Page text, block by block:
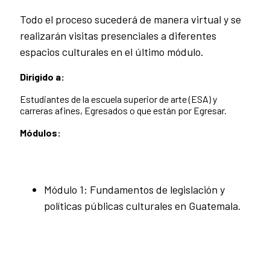
Todo el proceso sucederá de manera virtual y se
realizarán visitas presenciales a diferentes
espacios culturales en el último módulo.
Dirigido a:
Estudiantes de la escuela superior de arte (ESA) y
carreras afines, Egresados o que están por Egresar.
Módulos:
Módulo 1: Fundamentos de legislación y
políticas públicas culturales en Guatemala.